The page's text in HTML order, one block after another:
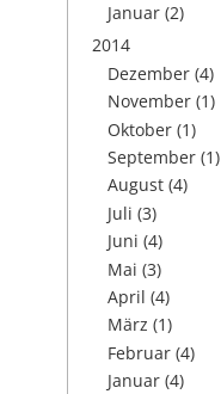
Januar (2)
2014
Dezember (4)
November (1)
Oktober (1)
September (1)
August (4)
Juli (3)
Juni (4)
Mai (3)
April (4)
März (1)
Februar (4)
Januar (4)